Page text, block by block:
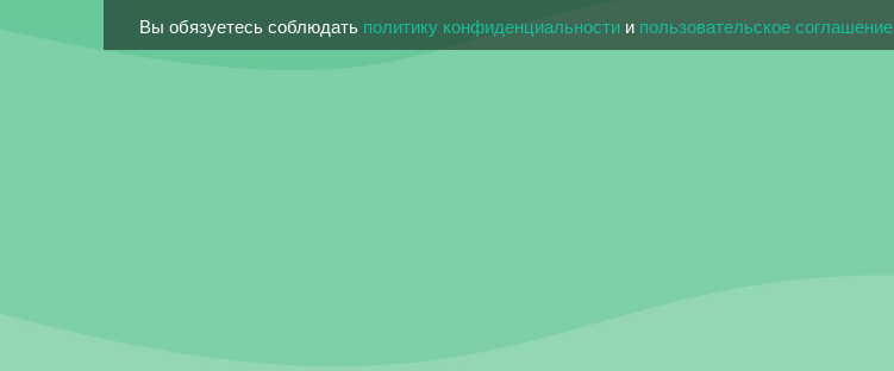
Вы обязуетесь соблюдать политику конфиденциальности и пользовательское соглашение